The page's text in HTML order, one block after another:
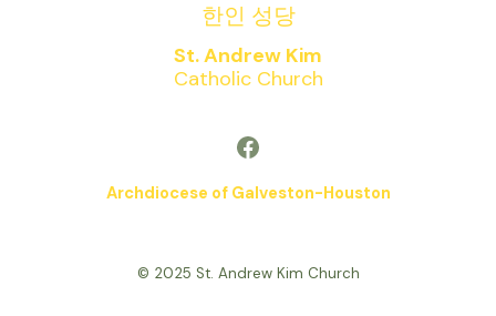
한인 성당
St. Andrew Kim
Catholic Church
Facebook
Archdiocese of Galveston-Houston
© 2025 St. Andrew Kim Church